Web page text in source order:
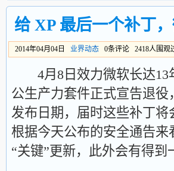
给 XP 最后一个补丁
2014年04月04日 业界动态 0条评论 2418人围观
4月8日效力微软长达13
公生产力套件正式宣告退
发布日期，届时这些补丁将
根据今天公布的安全通告来
“关键”更新，此外会有得到